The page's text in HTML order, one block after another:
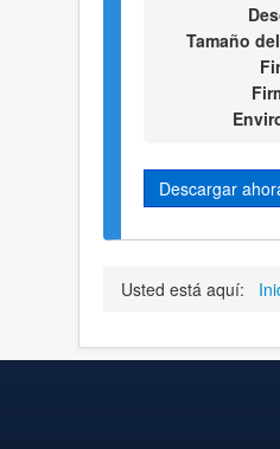
Tamaño
Descargar
Usted está aquí: